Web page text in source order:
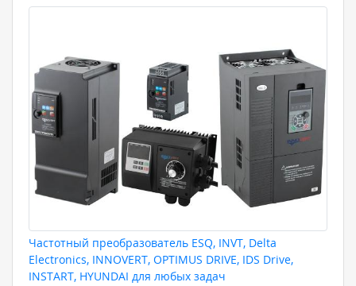
Частотный преобразователь ESQ, INVT, Delta
Electronics, INNOVERT, OPTIMUS DRIVE, IDS Drive,
INSTART, HYUNDAI для любых задач